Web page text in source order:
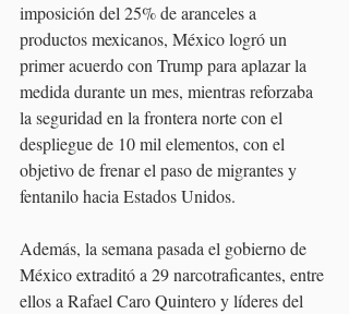
imposición del 25% de aranceles a
productos mexicanos, México logró un
primer acuerdo con Trump para aplazar la
medida durante un mes, mientras reforzaba
la seguridad en la frontera norte con el
despliegue de 10 mil elementos, con el
objetivo de frenar el paso de migrantes y
fentanilo hacia Estados Unidos.
Además, la semana pasada el gobierno de
México extraditó a 29 narcotraficantes, entre
ellos a Rafael Caro Quintero y líderes del